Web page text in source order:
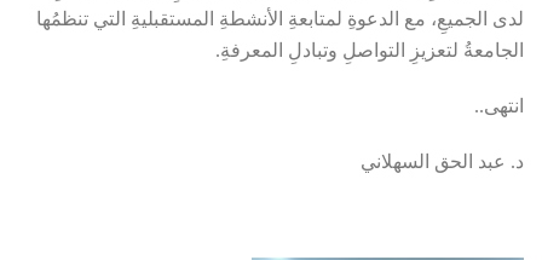
لدى الجميعِ، مع الدعوةِ لمتابعةِ الأنشطةِ المستقبليةِ التي تنظمُها
الجامعةُ لتعزيزِ التواصلِ وتبادلِ المعرفةِ.
انتهى..
د. عبد الحق السهلاني